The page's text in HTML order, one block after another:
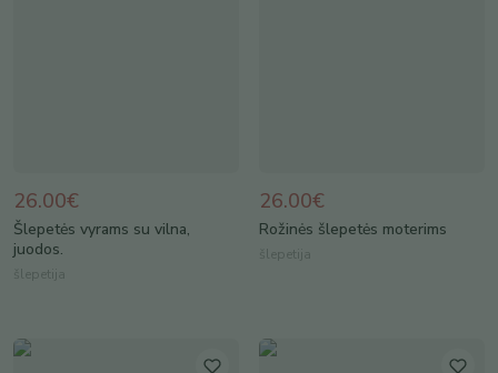
26.00€
Šlepetės vyrams su vilna,
juodos.
šlepetija
26.00€
Rožinės šlepetės moterims
šlepetija